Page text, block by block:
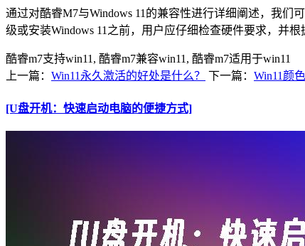
通过对酷睿M7与Windows 11的兼容性进行详细阐述，我们
级或安装Windows 11之前，用户应仔细检查硬件要求，并
酷睿m7支持win11, 酷睿m7兼容win11, 酷睿m7适用于win11
上一篇： Win11永久激活的好处是什么？ 下一篇： Win11颜
[U盘开机：快速启动电脑的便捷方式]